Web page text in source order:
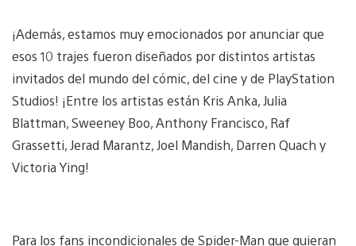
¡Además, estamos muy emocionados por anunciar que
esos 10 trajes fueron diseñados por distintos artistas
invitados del mundo del cómic, del cine y de PlayStation
Studios! ¡Entre los artistas están Kris Anka, Julia
Blattman, Sweeney Boo, Anthony Francisco, Raf
Grassetti, Jerad Marantz, Joel Mandish, Darren Quach y
Victoria Ying!
Para los fans incondicionales de Spider-Man que quieran